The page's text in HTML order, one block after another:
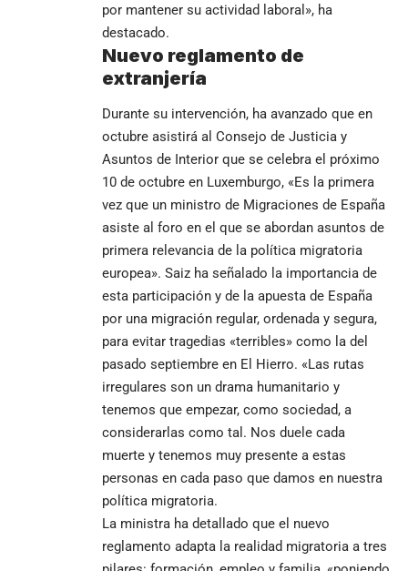
por mantener su actividad laboral», ha
destacado.
Nuevo reglamento de
extranjería
Durante su intervención, ha avanzado que en
octubre asistirá al Consejo de Justicia y
Asuntos de Interior que se celebra el próximo
10 de octubre en Luxemburgo, «Es la primera
vez que un ministro de Migraciones de España
asiste al foro en el que se abordan asuntos de
primera relevancia de la política migratoria
europea». Saiz ha señalado la importancia de
esta participación y de la apuesta de España
por una migración regular, ordenada y segura,
para evitar tragedias «terribles» como la del
pasado septiembre en El Hierro. «Las rutas
irregulares son un drama humanitario y
tenemos que empezar, como sociedad, a
considerarlas como tal. Nos duele cada
muerte y tenemos muy presente a estas
personas en cada paso que damos en nuestra
política migratoria.
La ministra ha detallado que el nuevo
reglamento adapta la realidad migratoria a tres